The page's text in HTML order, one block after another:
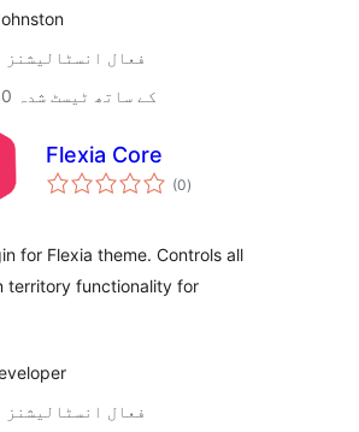
200+ فعال انسٹالیشنز
4.9.30 کے ساتھ ٹیسٹ شدہ
Flexia Core
(0مجموعی
درجہ
)
for Flexia theme. Controls all
territory functionality for
200+ فعال انسٹالیشنز